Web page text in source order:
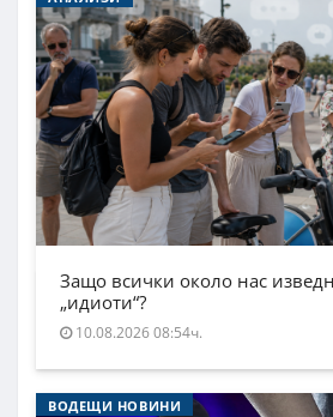
Защо всички около нас
„идиоти“?
10.08.2026 08:54ч.
ВОДЕЩИ НОВИНИ